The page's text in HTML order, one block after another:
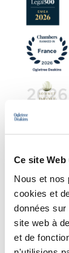
Ce site
Nous et nos
cookies et
données
site web à
et de
DOMAINES
Gestion